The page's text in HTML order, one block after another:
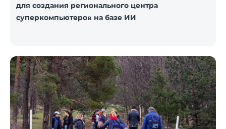
для создания регионального центра
суперкомпьютеров на базе ИИ